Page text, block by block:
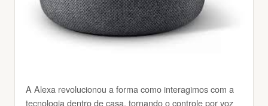
A Alexa revolucionou a forma como interagimos com a
tecnologia dentro de casa, tornando o controle por voz